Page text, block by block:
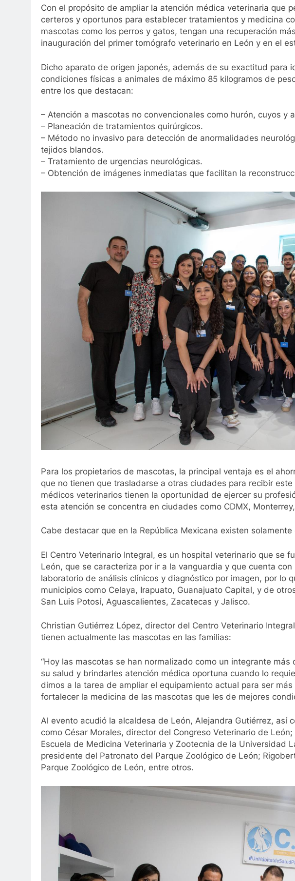
Con el propósito de ampliar la atención médica veterinaria que
certeros y oportunos para establecer tratamientos y medicina
mascotas como los perros y gatos, tengan una recuperación
inauguración del primer tomógrafo veterinario en León y en el
Dicho aparato de origen japonés, además de su exactitud para
condiciones físicas a animales de máximo 85 kilogramos de
entre los que destacan:
– Atención a mascotas no convencionales como hurón, cuyos y
– Planeación de tratamientos quirúrgicos.
– Método no invasivo para detección de anormalidades
tejidos blandos.
– Tratamiento de urgencias neurológicas.
– Obtención de imágenes inmediatas que facilitan la
Para los propietarios de mascotas, la principal ventaja es el
que no tienen que trasladarse a otras ciudades para recibir
médicos veterinarios tienen la oportunidad de ejercer su
esta atención se concentra en ciudades como CDMX,
Cabe destacar que en la República Mexicana existen
El Centro Veterinario Integral, es un hospital veterinario que se
León, que se caracteriza por ir a la vanguardia y que cuenta
laboratorio de análisis clínicos y diagnóstico por imagen, por lo
municipios como Celaya, Irapuato, Guanajuato Capital, y de
San Luis Potosí, Aguascalientes, Zacatecas y Jalisco.
Christian Gutiérrez López, director del Centro Veterinario
tienen actualmente las mascotas en las familias:
“Hoy las mascotas se han normalizado como un integrante
su salud y brindarles atención médica oportuna cuando lo
dimos a la tarea de ampliar el equipamiento actual para ser
fortalecer la medicina de las mascotas que les de mejores
Al evento acudió la alcaldesa de León, Alejandra Gutiérrez, así
como César Morales, director del Congreso Veterinario de
Escuela de Medicina Veterinaria y Zootecnia de la Universidad
presidente del Patronato del Parque Zoológico de León;
Parque Zoológico de León, entre otros.